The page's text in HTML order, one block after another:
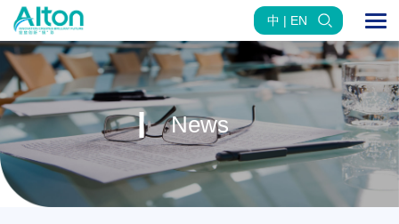
中 | EN
News